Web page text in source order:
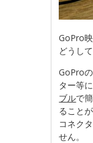
GoPro
どうし
GoPro
ター等
ブルで
ること
コネク
せん。